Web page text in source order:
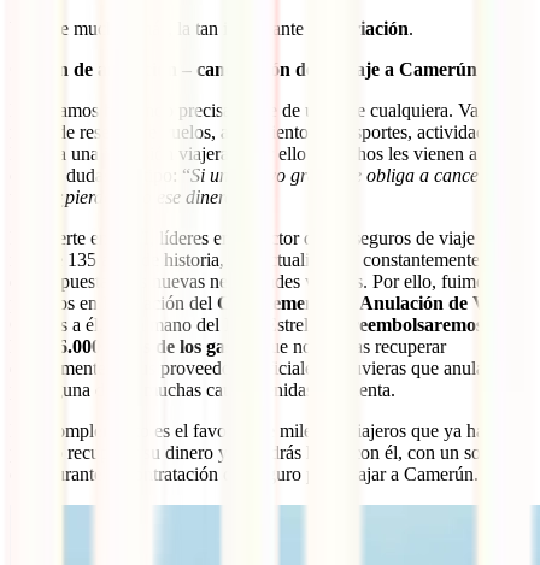
Y, entre muchos más, la tan importante
repatriación.
Opción de anulación – cancelación de tu viaje a Camerún
No estamos hablando precisamente de un viaje cualquiera. Va de la
mano de reserva de vuelos, alojamientos, transportes, actividades…
Es toda una inversión viajera y por ello a muchos les vienen a la
cabeza dudas del tipo: “Si un motivo grave me obliga a cancelar mi
viaje, ¿pierdo todo ese dinero?
Por suerte en IATI, líderes en el sector de los seguros de viaje con
más de 135 años de historia, nos actualizamos constantemente para
dar respuesta a las nuevas necesidades viajeras. Por ello, fuimos
pioneros en la creación del Complemento de Anulación de Viaje
Gracias a él, de la mano del IATI Estrella,
te reembolsaremos
hasta 6.000 euros de los gastos
que no puedas recuperar
directamente de tus proveedores oficiales, si tuvieras que anularlo
por alguna de las muchas causas tenidas en cuenta.
Este complemento es el favorito de miles de viajeros que ya han
podido recuperar su dinero y te podrás hacer con él, con un solo
clic, durante la contratación del seguro para viajar a Camerún.